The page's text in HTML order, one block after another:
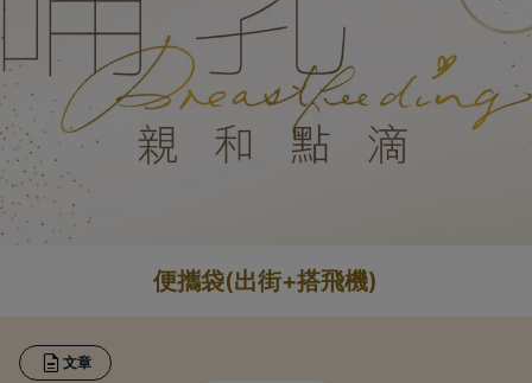
便攜袋(出街+搭飛機)
文章